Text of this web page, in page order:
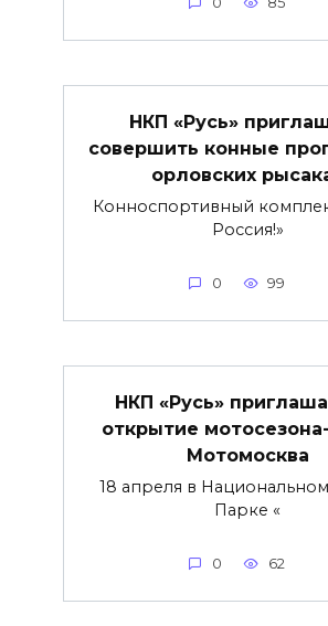
НКП «Русь»
совершить конные
орловских
Конноспортивный
Россия!»
0 99
НКП «Русь»
открытие
Мотомосква
18 апреля в
Парке «
0 62